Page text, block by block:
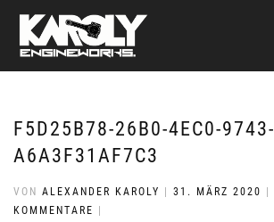
F5D25B78-26B0-4EC0-9743-
A6A3F31AF7C3
VON ALEXANDER KAROLY 31. MÄRZ 2020
KOMMENTARE